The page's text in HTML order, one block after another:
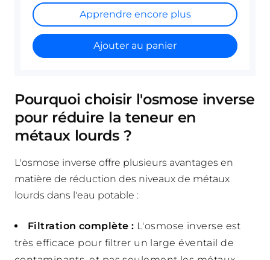
Apprendre encore plus
Ajouter au panier
Pourquoi choisir l'osmose inverse
pour réduire la teneur en
métaux lourds ?
L'osmose inverse offre plusieurs avantages en
matière de réduction des niveaux de métaux
lourds dans l'eau potable :
Filtration complète : L'osmose inverse est
très efficace pour filtrer un large éventail de